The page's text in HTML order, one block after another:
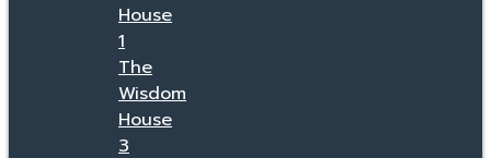
House
1
The
Wisdom
House
3